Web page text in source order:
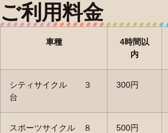
ご利用料金
車種
4時間以
内
シティサイクル ３
台
300円
スポーツサイクル ８
500円